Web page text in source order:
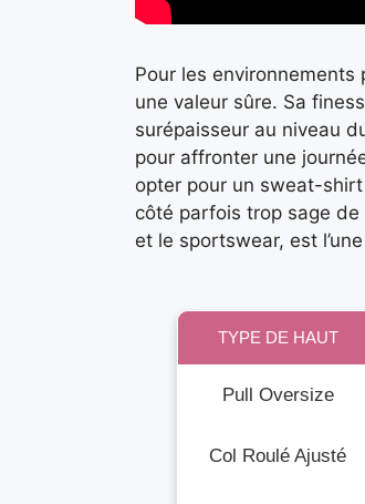
Pour les environnements
une valeur sûre. Sa
surépaisseur au niveau
pour affronter une
opter pour un sweat-
côté parfois trop sage
et le sportswear, est
TYPE DE HAUT
Pull Oversize
Col Roulé Ajusté